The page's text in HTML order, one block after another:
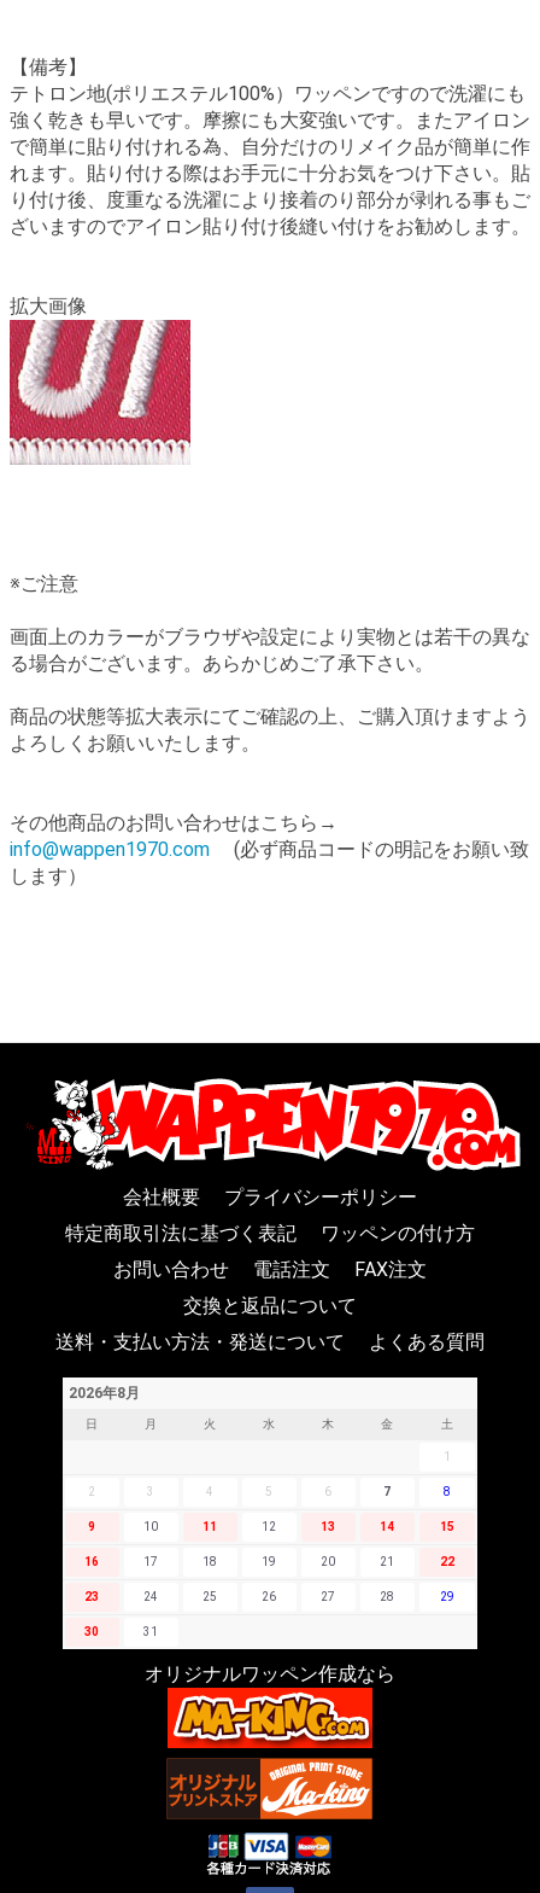
【備考】
テトロン地(ポリエステル100%）ワッペンですので洗濯にも
強く乾きも早いです。摩擦にも大変強いです。またアイロン
で簡単に貼り付けれる為、自分だけのリメイク品が簡単に作
れます。貼り付ける際はお手元に十分お気をつけ下さい。貼
り付け後、度重なる洗濯により接着のり部分が剥れる事もご
ざいますのでアイロン貼り付け後縫い付けをお勧めします。
拡大画像
※ご注意
画面上のカラーがブラウザや設定により実物とは若干の異な
る場合がございます。あらかじめご了承下さい。
商品の状態等拡大表示にてご確認の上、ご購入頂けますよう
よろしくお願いいたします。
その他商品のお問い合わせはこちら→
info@wappen1970.com (必ず商品コードの明記をお願い致
します）
会社概要
プライバシーポリシー
特定商取引法に基づく表記
ワッペンの付け方
お問い合わせ
電話注文
FAX注文
交換と返品について
送料・支払い方法・発送について
よくある質問
2026年8月
日 月 火 水 木 金 土
1
2 3 4 5 6 7 8
9 10 11 12 13 14 15
16 17 18 19 20 21 22
23 24 25 26 27 28 29
30 31
オリジナルワッペン作成なら